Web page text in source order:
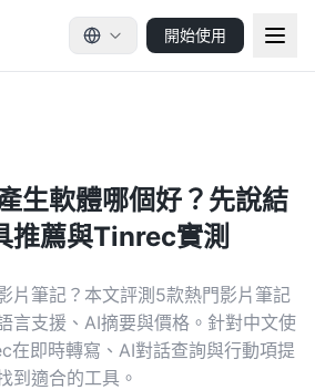
開始使用
生軟體哪個好？先說結
推薦與Tinrec實測
片筆記？本文評測5款熱門影片筆記
言支援、AI摘要與價格。針對中文使
在即時轉寫、AI對話查詢與行動項提
到適合的工具。